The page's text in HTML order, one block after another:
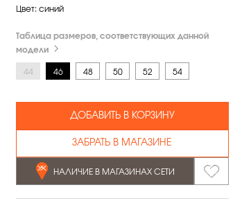
Цвет: синий
Таблица размеров, соответствующих данной
модели
44 46 48 50 52 54
ДОБАВИТЬ В КОРЗИНУ
ЗАБРАТЬ В МАГАЗИНЕ
НАЛИЧИЕ В МАГАЗИНАХ СЕТИ